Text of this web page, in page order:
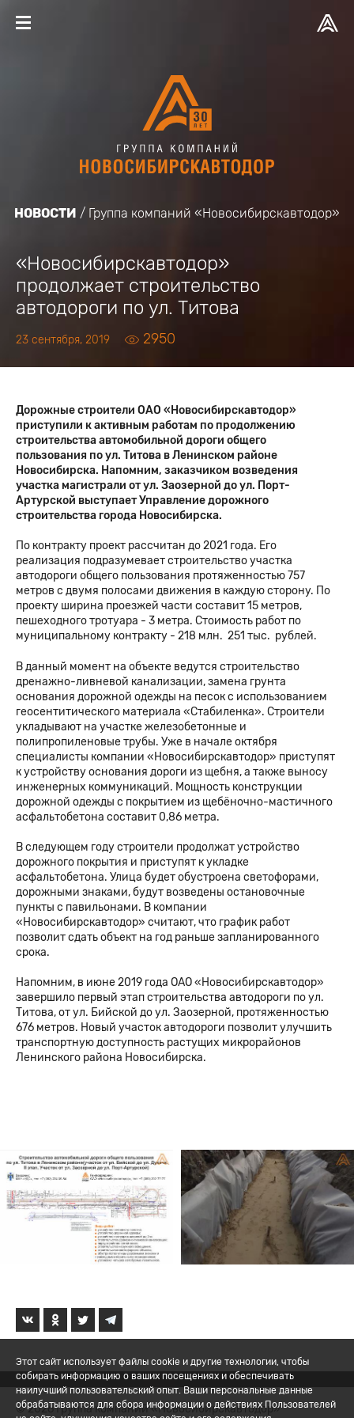
НОВОСТИ Группа компаний «Новосибирскавтодор»
«Новосибирскавтодор»
продолжает строительство
автодороги по ул. Титова
23 сентября, 2019 2950
Дорожные строители ОАО «Новосибирскавтодор»
приступили к активным работам по продолжению
строительства автомобильной дороги общего
пользования по ул. Титова в Ленинском районе
Новосибирска. Напомним, заказчиком возведения
участка магистрали от ул. Заозерной до ул. Порт-
Артурской выступает Управление дорожного
строительства города Новосибирска.
По контракту проект рассчитан до 2021 года. Его
реализация подразумевает строительство участка
автодороги общего пользования протяженностью 757
метров с двумя полосами движения в каждую сторону. По
проекту ширина проезжей части составит 15 метров,
пешеходного тротуара - 3 метра. Стоимость работ по
муниципальному контракту - 218 млн. 251 тыс. рублей.
В данный момент на объекте ведутся строительство
дренажно-ливневой канализации, замена грунта
основания дорожной одежды на песок с использованием
геосентитического материала «Стабиленка». Строители
укладывают на участке железобетонные и
полипропиленовые трубы. Уже в начале октября
специалисты компании «Новосибирскавтодор» приступят
к устройству основания дороги из щебня, а также выносу
инженерных коммуникаций. Мощность конструкции
дорожной одежды с покрытием из щебёночно-мастичного
асфальтобетона составит 0,86 метра.
В следующем году строители продолжат устройство
дорожного покрытия и приступят к укладке
асфальтобетона. Улица будет обустроена светофорами,
дорожными знаками, будут возведены остановочные
пункты с павильонами. В компании
«Новосибирскавтодор» считают, что график работ
позволит сдать объект на год раньше запланированного
срока.
Напомним, в июне 2019 года ОАО «Новосибирскавтодор»
завершило первый этап строительства автодороги по ул.
Титова, от ул. Бийской до ул. Заозерной, протяженностью
676 метров. Новый участок автодороги позволит улучшить
транспортную доступность растущих микрорайонов
Ленинского района Новосибирска.
© 2026 Группа компаний «Новосибирскавтодор»
Этот сайт использует файлы cookie и другие технологии, чтобы
собирать информацию о ваших посещениях и обеспечивать
наилучший пользовательский опыт. Ваши персональные данные
обрабатываются для сбора информации о действиях Пользователей